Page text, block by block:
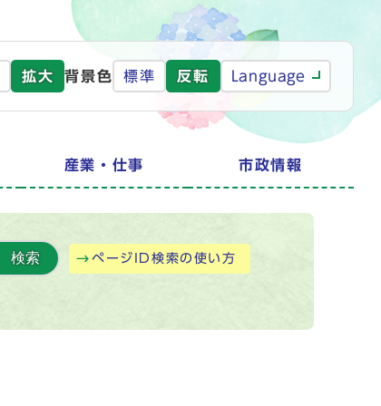
拡大 背景色 標準 反転 Language
産業・仕事 市政情報
検索 ページID検索の使い方